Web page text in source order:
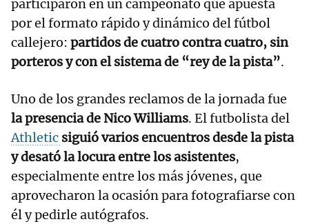
participaron en un campeonato que apuesta
por el formato rápido y dinámico del fútbol
callejero: partidos de cuatro contra cuatro, sin
porteros y con el sistema de “rey de la pista”.
Uno de los grandes reclamos de la jornada fue
la presencia de Nico Williams. El futbolista del
Athletic siguió varios encuentros desde la pista
y desató la locura entre los asistentes,
especialmente entre los más jóvenes, que
aprovecharon la ocasión para fotografiarse con
él y pedirle autógrafos.